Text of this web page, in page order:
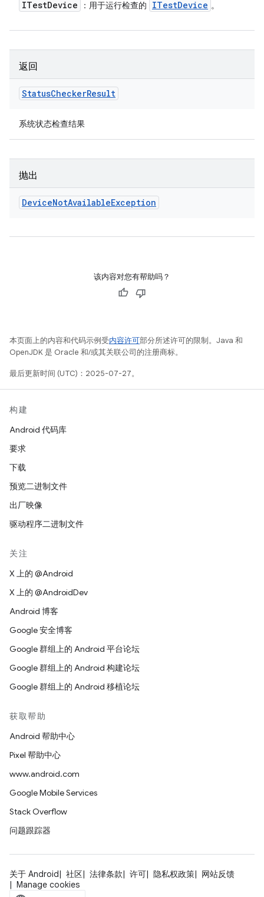
ITestDevice ：用于运行检查的 ITestDevice 。
返回
StatusCheckerResult
系统状态检查结果
抛出
DeviceNotAvailableException
该内容对您有帮助吗？
本页面上的内容和代码示例受内容许可部分所述许可的限制。Java 和
OpenJDK 是 Oracle 和/或其关联公司的注册商标。
最后更新时间 (UTC)：2025-07-27。
构建
Android 代码库
要求
下载
预览二进制文件
出厂映像
驱动程序二进制文件
关注
X 上的 @Android
X 上的 @AndroidDev
Android 博客
Google 安全博客
Google 群组上的 Android 平台论坛
Google 群组上的 Android 构建论坛
Google 群组上的 Android 移植论坛
获取帮助
Android 帮助中心
Pixel 帮助中心
www.android.com
Google Mobile Services
Stack Overflow
问题跟踪器
关于 Android 社区 法律条款 许可 隐私权政策
网站反馈
Manage cookies